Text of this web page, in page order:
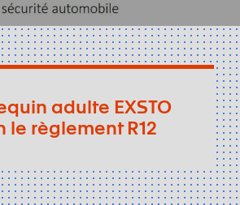
adulte EXSTO
le règlement R12